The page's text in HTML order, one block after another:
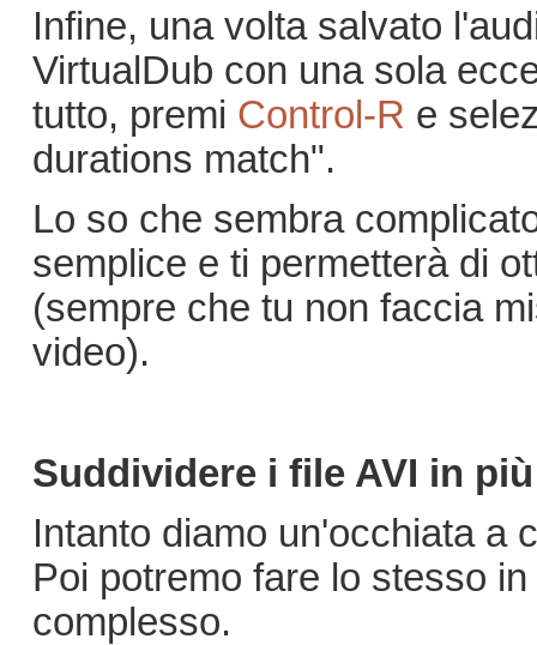
Infine, una volta salvato
VirtualDub con una sola
tutto, premi Control-R e
durations match".
Lo so che sembra
semplice e ti permetterà di
(sempre che tu non faccia
video).
Suddividere i file AVI in
Intanto diamo un'occhiata a
Poi potremo fare lo stesso in
complesso.